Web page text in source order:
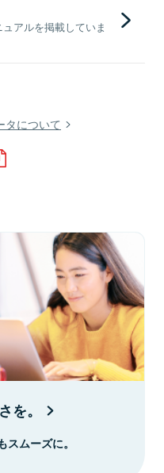
アルを掲載していま
タについて
を。
ムーズに。